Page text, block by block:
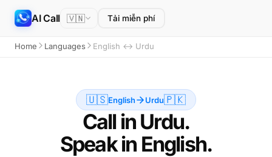
AI Call 🇻🇳 Tải miễn phí
Home Languages English ↔ Urdu
🇺🇸English Urdu🇵🇰
Call in Urdu.
Speak in English.